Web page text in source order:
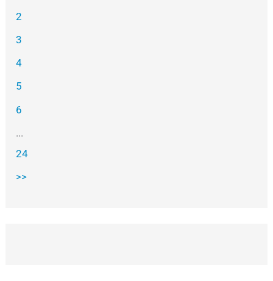
2
3
4
5
6
...
24
>>